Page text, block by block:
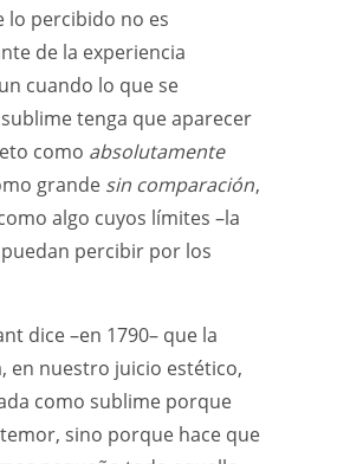
lo percibido no es
de la experiencia
cuando lo que se
tenga que aparecer
como absolutamente
grande sin comparación,
algo cuyos límites –la
percibir por los
dice –en 1790– que la
en nuestro juicio estético,
como sublime porque
sino porque hace que